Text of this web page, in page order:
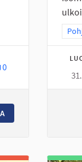
ASUNTOALUEILLE
0